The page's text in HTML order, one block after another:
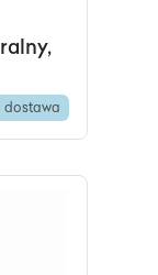
lata
dostawa